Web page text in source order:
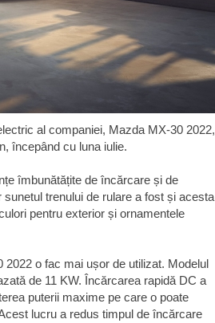
al companiei, Mazda MX-30 2022,
începând cu luna iulie.
îmbunătățite de încărcare și de
trenului de rulare a fost și acesta
pentru exterior și ornamentele
o fac mai ușor de utilizat. Modelul
de 11 KW. Încărcarea rapidă DC a
puterii maxime pe care o poate
lucru a redus timpul de încărcare